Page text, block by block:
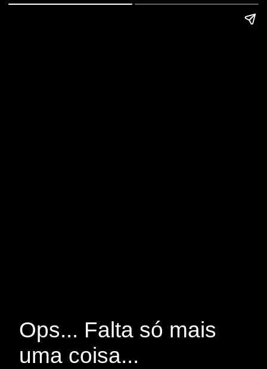
Ops... Falta só mais
uma coisa...